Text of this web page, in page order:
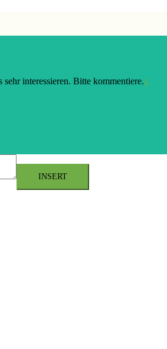
interessieren. Bitte kommentiere.x
INSERT